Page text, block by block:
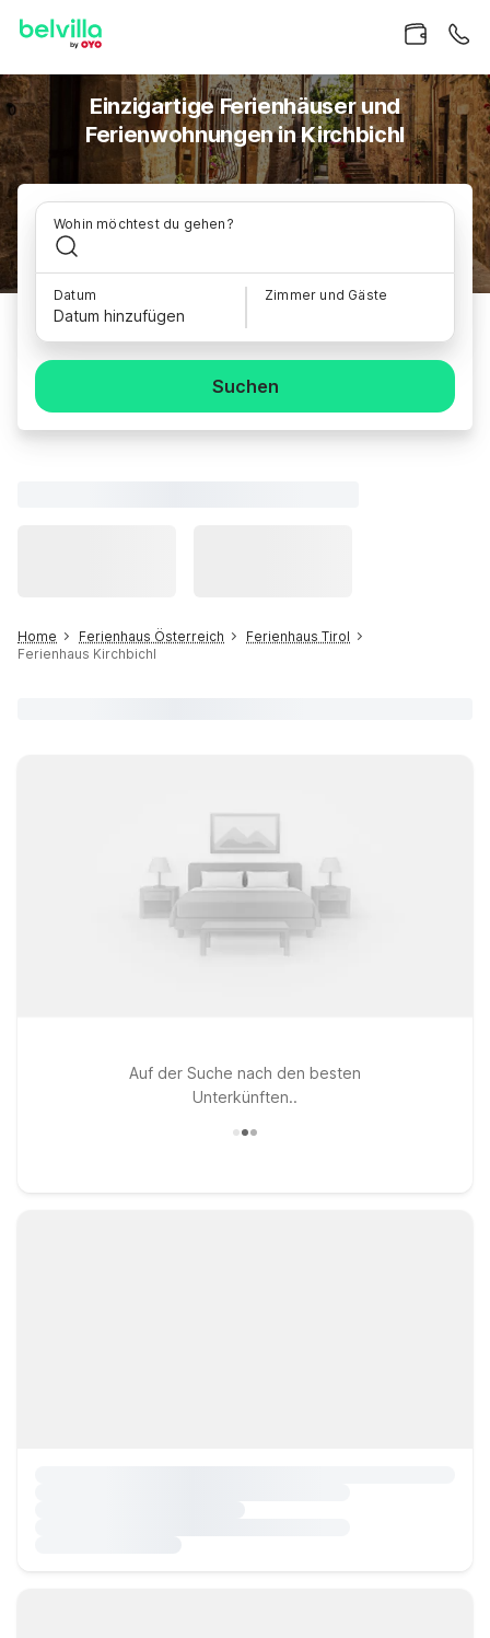
Einzigartige Ferienhäuser und
Ferienwohnungen in Kirchbichl
Wohin möchtest du gehen?
Datum
Datum hinzufügen
Zimmer und Gäste
Suchen
Home Ferienhaus Österreich
Ferienhaus Tirol
Ferienhaus Kirchbichl
Auf der Suche nach den besten
Unterkünften..